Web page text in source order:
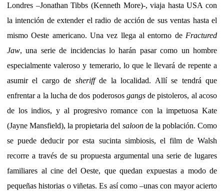
Londres –Jonathan Tibbs (Kenneth More)-, viaja hasta USA con
la intención de extender el radio de acción de sus ventas hasta el
mismo Oeste americano. Una vez llega al entorno de Fractured
Jaw, una serie de incidencias lo harán pasar como un hombre
especialmente valeroso y temerario, lo que le llevará de repente a
asumir el cargo de sheriffde la localidad. Allí se tendrá que
enfrentar a la lucha de dos poderosos gangsde pistoleros, al acoso
de los indios, y al progresivo romance con la impetuosa Kate
(Jayne Mansfield), la propietaria del saloonde la población. Como
se puede deducir por esta sucinta simbiosis, el film de Walsh
recorre a través de su propuesta argumental una serie de lugares
familiares al cine del Oeste, que quedan expuestas a modo de
pequeñas historias o viñetas. Es así como –unas con mayor acierto